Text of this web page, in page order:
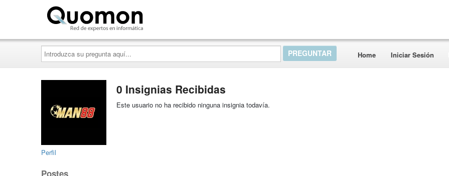
Introduzca
su
pregunta
aquí...
Home Iniciar Sesión
Perfil
Postes
0 Insignias Recibidas
Este usuario no ha recibido ninguna insignia todavía.